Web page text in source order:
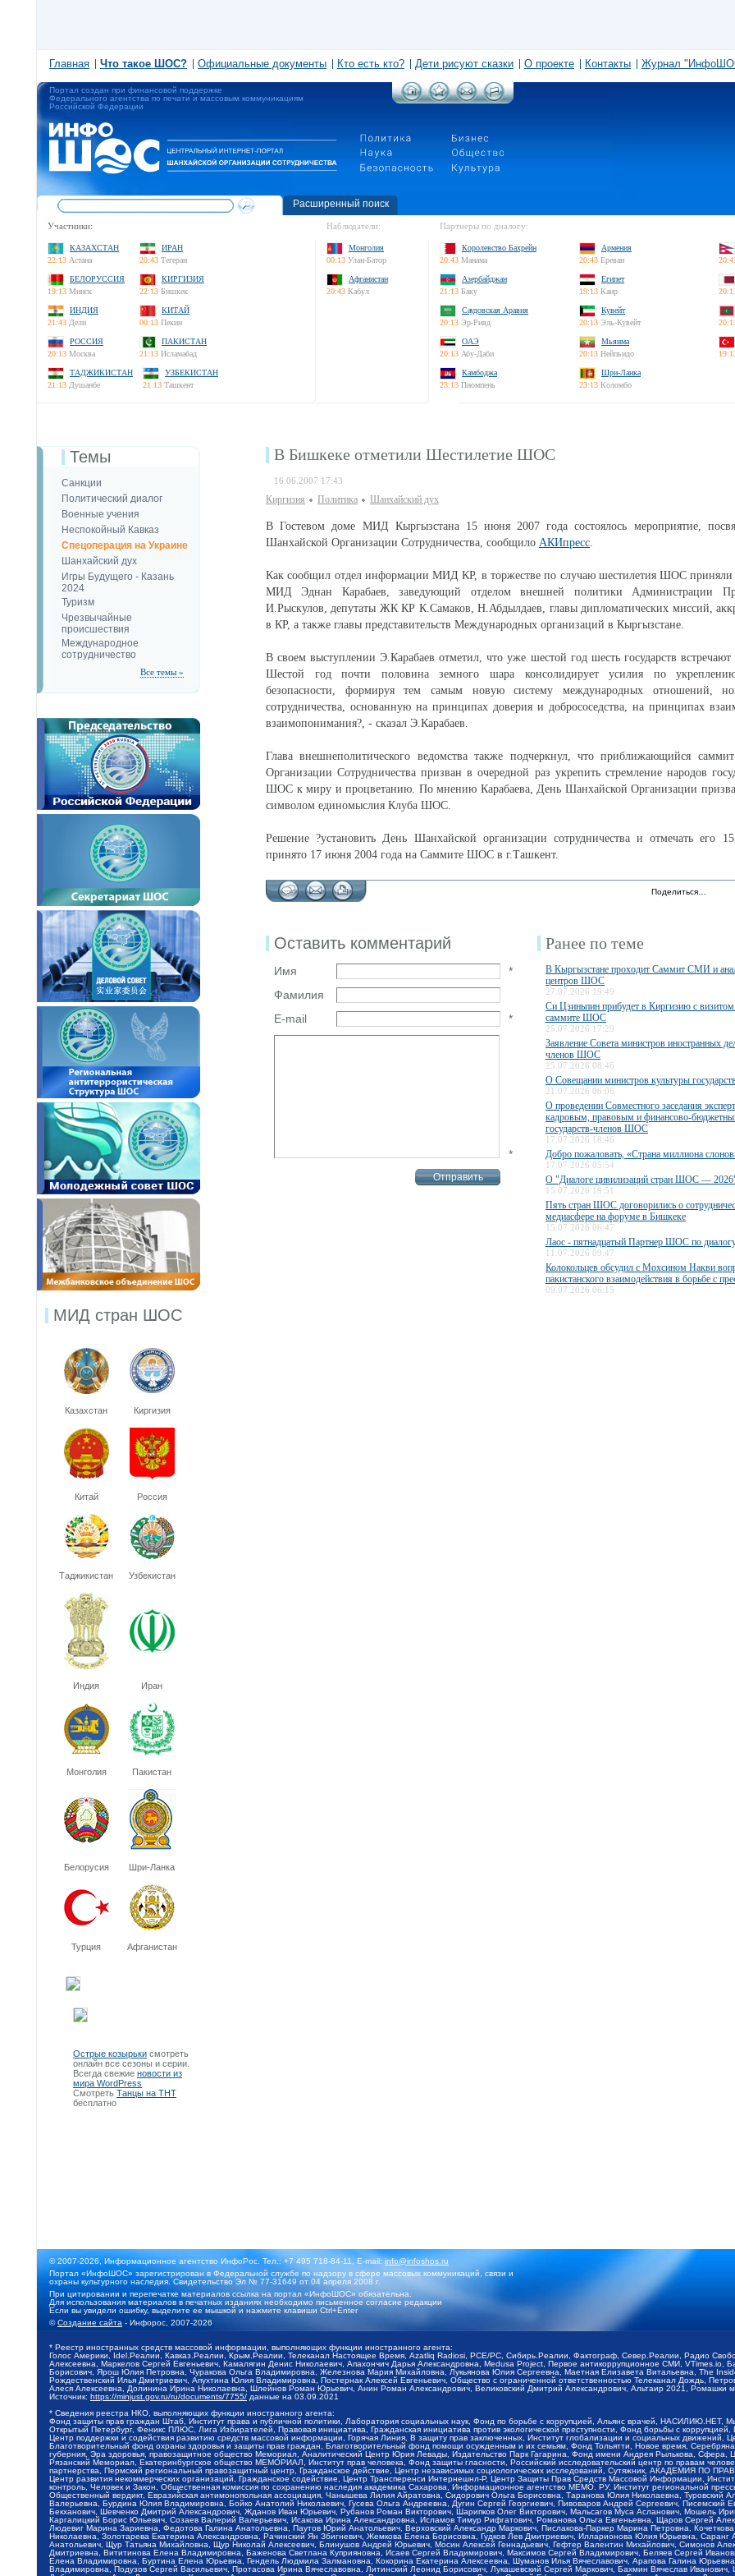
Главная Что такое ШОС? Официальные документы Кто есть кто? Дети рисуют сказки О проекте Контакты Журнал
Портал создан при финансовой поддержке
Федерального агентства по печати и массовым коммуникациям
Российской Федерации
Расширенный поиск
Участники:
КАЗАХСТАН
22:13 Астана
ИРАН
20:43 Тегеран
БЕЛОРУССИЯ
19:13 Минск
КИРГИЗИЯ
22:13 Бишкек
ИНДИЯ
21:43 Дели
КИТАЙ
00:13 Пекин
РОССИЯ
20:13 Москва
ПАКИСТАН
21:13 Исламабад
ТАДЖИКИСТАН
21:13 Душанбе
УЗБЕКИСТАН
21:13 Ташкент
Наблюдатели:
Монголия
00:13 Улан-Батор
Афганистан
20:43 Кабул
Партнеры по диалогу:
Королевство Бахрейн
20:43 Манама
Армения
20:43 Ереван
Азербайджан
21:13 Баку
Египет
19:13 Каир
Саудовская Аравия
20:13 Эр-Рияд
Кувейт
20:13 Эль-Кувейт
ОАЭ
20:13 Абу-Даби
Мьянма
20:13 Нейпьидо
Камбоджа
23:13 Пномпень
Шри-Ланка
23:13 Коломбо
Темы
Санкции
Политический диалог
Военные учения
Неспокойный Кавказ
Спецоперация на Украине
Шанхайский дух
Игры Будущего - Казань
2024
Туризм
Чрезвычайные
происшествия
Международное
сотрудничество
Все темы »
МИД стран ШОС
Казахстан Киргизия
Китай Россия
Таджикистан Узбекистан
Индия Иран
Монголия Пакистан
Белорусия Шри-Ланка
Турция Афганистан
Острые козырьки смотреть
онлайн все сезоны и серии.
Всегда свежие новости из
мира WordPress
Смотреть Танцы на ТНТ
бесплатно
В Бишкеке отметили Шестилетие ШОС
16.06.2007 17:43
Киргизия Политика Шанхайский дух
В Гостевом доме МИД Кыргызстана 15 июня 2007 года состоялось мероприятие,
Шанхайской Организации Сотрудничества, сообщило АКИпресс.
Как сообщил отдел информации МИД КР, в торжестве по случаю шестилетия ШОС приняли
МИД Эднан Карабаев, заведующий отделом внешней политики Администрации
И.Рыскулов, депутаты ЖК КР К.Самаков, Н.Абдылдаев, главы дипломатических миссий,
в КР, а также главы представительств Международных организаций в Кыргызстане.
В своем выступлении Э.Карабаев отметил, что уже шестой год шесть государств
Шестой год почти половина земного шара консолидирует усилия по
безопасности, формируя тем самым новую систему международных отношений,
сотрудничества, основанную на принципах доверия и добрососедства, на принципах
взаимопонимания?, - сказал Э.Карабаев.
Глава внешнеполитического ведомства также подчеркнул, что приближающийся
Организации Сотрудничества призван в очередной раз укрепить стремление народов
ШОС к миру и процветанию. По мнению Карабаева, День Шанхайской Организации
символом единомыслия Клуба ШОС.
Решение ?установить День Шанхайской организации сотрудничества и отмечать его
принято 17 июня 2004 года на Саммите ШОС в г.Ташкент.
Поделиться…
Оставить комментарий
Имя
*
Фамилия
E-mail
*
*
Ранее по теме
В Кыргызстане проходит Саммит СМИ и
центров ШОС
27.07.2026 19:49
Си Цзиньпин прибудет в Киргизию с
саммите ШОС
25.07.2026 17:29
Заявление Совета министров иностранных
членов ШОС
25.07.2026 08:46
О Совещании министров культуры
21.07.2026 06:06
О проведении Совместного заседания
кадровым, правовым и финансово-
государств-членов ШОС
17.07.2026 18:46
Добро пожаловать, «Страна миллиона
17.07.2026 05:54
О "Диалоге цивилизаций стран ШОС —
15.07.2026 19:51
Пять стран ШОС договорились о
медиасфере на форуме в Бишкеке
15.07.2026 06:47
Лаос - пятнадцатый Партнер ШОС по
11.07.2026 09:47
Колокольцев обсудил с Мохсином Накви
пакистанского взаимодействия в борьбе с
09.07.2026 06:15
© 2007-2026, Информационное агентство ИнфоРос. Тел.: +7 495 718-84-11, E-mail:info@infoshos.ru
Портал «ИнфоШОС» зарегистрирован в Федеральной службе по надзору в сфере массовых коммуникаций, связи и
охраны культурного наследия. Свидетельство Эл № 77-31649 от 04 апреля 2008 г.
При цитировании и перепечатке материалов ссылка на портал «ИнфоШОС» обязательна.
Для использования материалов в печатных изданиях необходимо письменное согласие редакции
Если вы увидели ошибку, выделите ее мышкой и нажмите клавиши Ctrl+Enter
©Создание сайта - Инфорос, 2007-2026
* Реестр иностранных средств массовой информации, выполняющих функции иностранного агента:
Голос Америки, Idel.Реалии, Кавказ.Реалии, Крым.Реалии, Телеканал Настоящее Время, Azatliq Radiosi, PCE/PC, Сибирь.Реалии, Фактограф, Север.Реалии, Радио
Алексеевна, Маркелов Сергей Евгеньевич, Камалягин Денис Николаевич, Апахончич Дарья Александровна, Medusa Project, Первое антикоррупционное СМИ,
Борисович, Ярош Юлия Петровна, Чуракова Ольга Владимировна, Железнова Мария Михайловна, Лукьянова Юлия Сергеевна, Маетная Елизавета Витальевна, The
Рождественский Илья Дмитриевич, Апухтина Юлия Владимировна, Постернак Алексей Евгеньевич, Общество с ограниченной ответственностью Телеканал Дождь,
Алеся Алексеевна, Долинина Ирина Николаевна, Шлейнов Роман Юрьевич, Анин Роман Александрович, Великовский Дмитрий Александрович, Альтаир 2021, Ромашки
Источник: https://minjust.gov.ru/ru/documents/7755/ данные на 03.09.2021
* Сведения реестра НКО, выполняющих функции иностранного агента:
Фонд защиты прав граждан Штаб, Институт права и публичной политики, Лаборатория социальных наук, Фонд по борьбе с коррупцией, Альянс врачей,
Открытый Петербург, Феникс ПЛЮС, Лига Избирателей, Правовая инициатива, Гражданская инициатива против экологической преступности, Фонд борьбы с
Центр поддержки и содействия развитию средств массовой информации, Горячая Линия, В защиту прав заключенных, Институт глобализации и социальных
Благотворительный фонд охраны здоровья и защиты прав граждан, Благотворительный фонд помощи осужденным и их семьям, Фонд Тольятти, Новое время,
губерния, Эра здоровья, правозащитное общество Мемориал, Аналитический Центр Юрия Левады, Издательство Парк Гагарина, Фонд имени Андрея Рылькова,
Рязанский Мемориал, Екатеринбургское общество МЕМОРИАЛ, Институт прав человека, Фонд защиты гласности, Российский исследовательский центр по правам
партнерства, Пермский региональный правозащитный центр, Гражданское действие, Центр независимых социологических исследований, Сутяжник, АКАДЕМИЯ ПО
Центр развития некоммерческих организаций, Гражданское содействие, Центр Трансперенси Интернешнл-Р, Центр Защиты Прав Средств Массовой Информации,
контроль, Человек и Закон, Общественная комиссия по сохранению наследия академика Сахарова, Информационное агентство МЕМО. РУ, Институт региональной
Общественный вердикт, Евразийская антимонопольная ассоциация, Чанышева Лилия Айратовна, Сидорович Ольга Борисовна, Таранова Юлия Николаевна, Туровский
Валерьевна, Бурдина Юлия Владимировна, Бойко Анатолий Николаевич, Гусева Ольга Андреевна, Дугин Сергей Георгиевич, Пивоваров Андрей Сергеевич, Писемский
Бекханович, Шевченко Дмитрий Александрович, Жданов Иван Юрьевич, Рубанов Роман Викторович, Шарипков Олег Викторович, Мальсагов Муса Асланович, Мошель
Каргалицкий Борис Юльевич, Созаев Валерий Валерьевич, Исакова Ирина Александровна, Исламов Тимур Рифгатович, Романова Ольга Евгеньевна, Щаров Сергей
Людевиг Марина Зариевна, Федотова Галина Анатольевна, Паутов Юрий Анатольевич, Верховский Александр Маркович, Пислакова-Паркер Марина Петровна,
Николаевна, Золотарева Екатерина Александровна, Рачинский Ян Збигневич, Жемкова Елена Борисовна, Гудков Лев Дмитриевич, Илларионова Юлия Юрьевна,
Анатольевич, Щур Татьяна Михайловна, Щур Николай Алексеевич, Блинушов Андрей Юрьевич, Мосин Алексей Геннадьевич, Гефтер Валентин Михайлович, Симонов
Дмитриевна, Вититинова Елена Владимировна, Баженова Светлана Куприяновна, Исаев Сергей Владимирович, Максимов Сергей Владимирович, Беляев Сергей
Елена Владимировна, Буртина Елена Юрьевна, Гендель Людмила Залмановна, Кокорина Екатерина Алексеевна, Шуманов Илья Вячеславович, Арапова Галина
Владимировна, Подузов Сергей Васильевич, Протасова Ирина Вячеславовна, Литинский Леонид Борисович, Лукашевский Сергей Маркович, Бахмин Вячеслав